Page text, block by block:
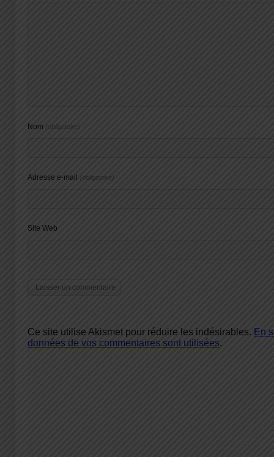
Nom (obligatoire)
Adresse e-mail (obligatoire)
Site Web
Ce site utilise Akismet pour réduire les indésirables. En
données de vos commentaires sont utilisées.